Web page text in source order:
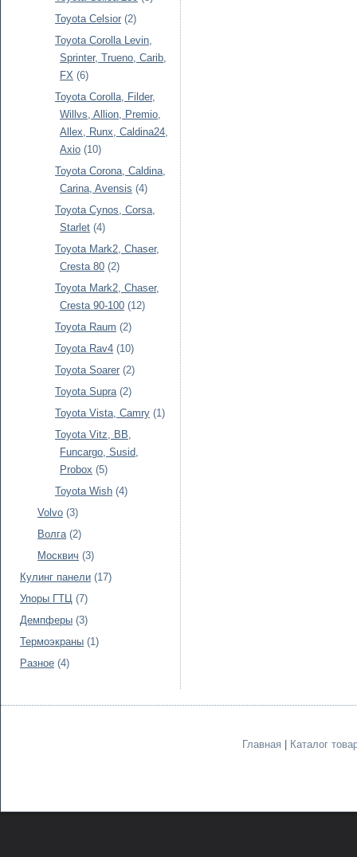
Toyota Celsior (2)
Toyota Corolla Levin,
Sprinter, Trueno, Carib,
FX (6)
Toyota Corolla, Filder,
Willvs, Allion, Premio,
Allex, Runx, Caldina24,
Axio (10)
Toyota Corona, Caldina,
Carina, Avensis (4)
Toyota Cynos, Corsa,
Starlet (4)
Toyota Mark2, Chaser,
Cresta 80 (2)
Toyota Mark2, Chaser,
Cresta 90-100 (12)
Toyota Raum (2)
Toyota Rav4 (10)
Toyota Soarer (2)
Toyota Supra (2)
Toyota Vista, Camry (1)
Toyota Vitz, BB,
Funcargo, Susid,
Probox (5)
Toyota Wish (4)
Volvo (3)
Волга (2)
Москвич (3)
Кулинг панели (17)
Упоры ГТЦ (7)
Демпферы (3)
Термоэкраны (1)
Разное (4)
Главная Каталог